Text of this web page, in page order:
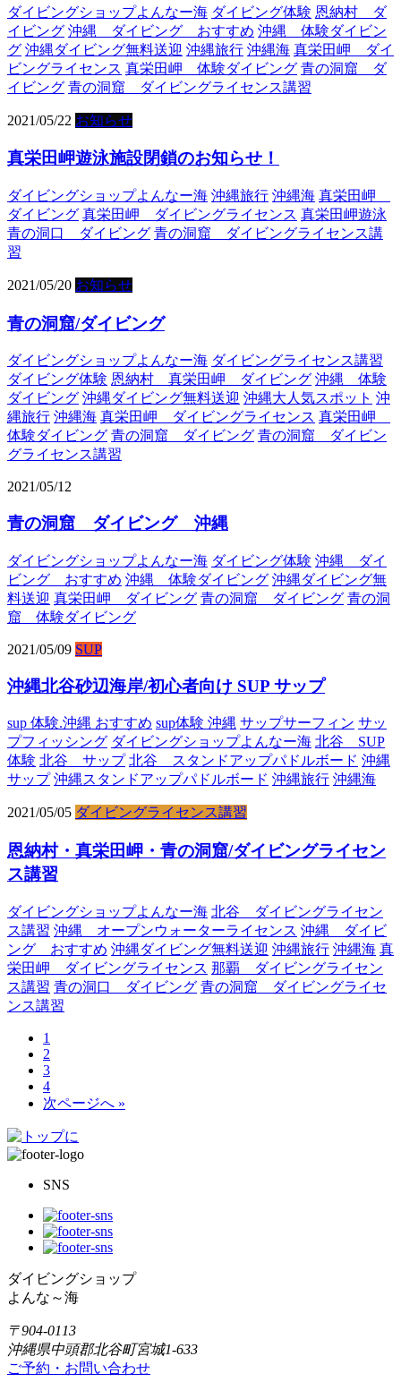
ダイビングショップよんなー海 ダイビング体験 恩納村 ダ
イビング 沖縄 ダイビング おすすめ 沖縄 体験ダイビン
グ 沖縄ダイビング無料送迎 沖縄旅行 沖縄海 真栄田岬 ダイ
ビングライセンス 真栄田岬 体験ダイビング 青の洞窟 ダ
イビング 青の洞窟 ダイビングライセンス講習
2021/05/22 お知らせ
真栄田岬遊泳施設閉鎖のお知らせ！
ダイビングショップよんなー海 沖縄旅行 沖縄海 真栄田岬
ダイビング 真栄田岬 ダイビングライセンス 真栄田岬遊泳
青の洞口 ダイビング 青の洞窟 ダイビングライセンス講
習
2021/05/20 お知らせ
青の洞窟/ダイビング
ダイビングショップよんなー海 ダイビングライセンス講習
ダイビング体験 恩納村 真栄田岬 ダイビング 沖縄 体験
ダイビング 沖縄ダイビング無料送迎 沖縄大人気スポット 沖
縄旅行 沖縄海 真栄田岬 ダイビングライセンス 真栄田岬
体験ダイビング 青の洞窟 ダイビング 青の洞窟 ダイビン
グライセンス講習
2021/05/12
青の洞窟 ダイビング 沖縄
ダイビングショップよんなー海 ダイビング体験 沖縄 ダイ
ビング おすすめ 沖縄 体験ダイビング 沖縄ダイビング無
料送迎 真栄田岬 ダイビング 青の洞窟 ダイビング 青の洞
窟 体験ダイビング
2021/05/09 SUP
沖縄北谷砂辺海岸/初心者向け SUP サップ
sup 体験.沖縄 おすすめ sup体験 沖縄 サップサーフィン サッ
プフィッシング ダイビングショップよんなー海 北谷 SUP
体験 北谷 サップ 北谷 スタンドアップパドルボード 沖縄
サップ 沖縄スタンドアップパドルボード 沖縄旅行 沖縄海
2021/05/05 ダイビングライセンス講習
恩納村・真栄田岬・青の洞窟/ダイビングライセン
ス講習
ダイビングショップよんなー海 北谷 ダイビングライセン
ス講習 沖縄 オープンウォーターライセンス 沖縄 ダイビ
ング おすすめ 沖縄ダイビング無料送迎 沖縄旅行 沖縄海 真
栄田岬 ダイビングライセンス 那覇 ダイビングライセン
ス講習 青の洞口 ダイビング 青の洞窟 ダイビングライセ
ンス講習
1
2
3
4
次ページへ »
SNS
ダイビングショップ
よんな～海
〒904-0113
沖縄県中頭郡北谷町宮城1-633
ご予約・お問い合わせ